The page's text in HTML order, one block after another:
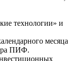
технологии» и
месяца
ПИФ.